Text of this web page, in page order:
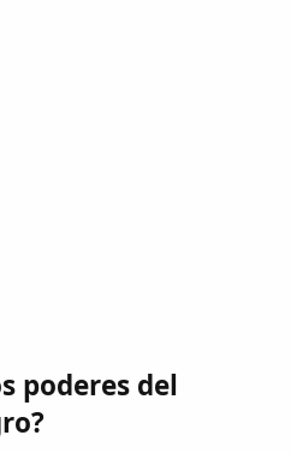
poderes del